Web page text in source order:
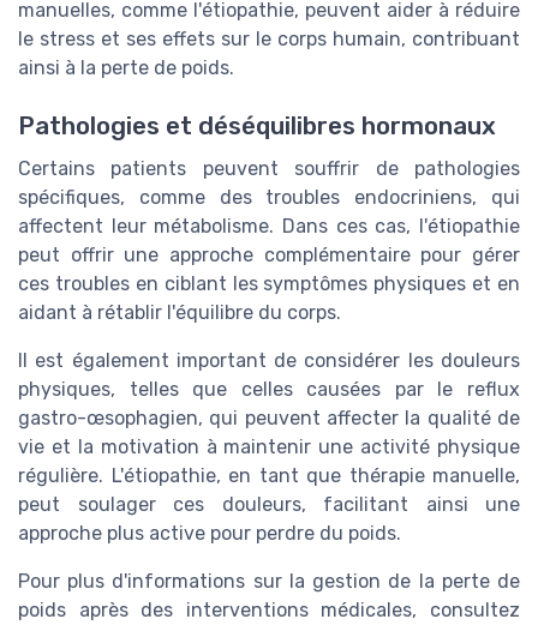
manuelles, comme l'étiopathie, peuvent aider à réduire
le stress et ses effets sur le corps humain, contribuant
ainsi à la perte de poids.
Pathologies et déséquilibres hormonaux
Certains patients peuvent souffrir de pathologies
spécifiques, comme des troubles endocriniens, qui
affectent leur métabolisme. Dans ces cas, l'étiopathie
peut offrir une approche complémentaire pour gérer
ces troubles en ciblant les symptômes physiques et en
aidant à rétablir l'équilibre du corps.
Il est également important de considérer les douleurs
physiques, telles que celles causées par le reflux
gastro-œsophagien, qui peuvent affecter la qualité de
vie et la motivation à maintenir une activité physique
régulière. L'étiopathie, en tant que thérapie manuelle,
peut soulager ces douleurs, facilitant ainsi une
approche plus active pour perdre du poids.
Pour plus d'informations sur la gestion de la perte de
poids après des interventions médicales, consultez